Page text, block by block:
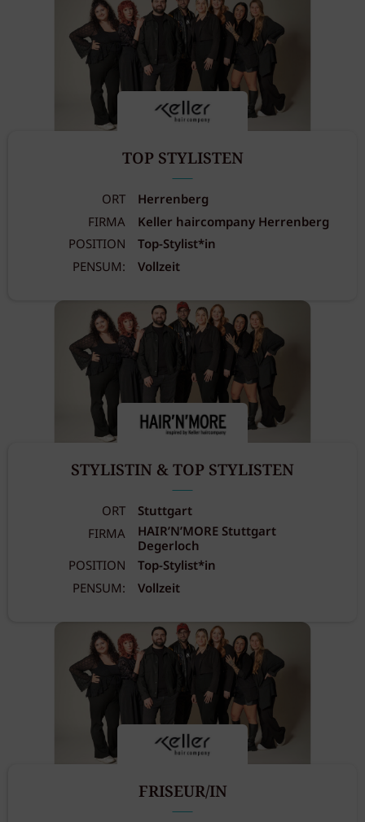
TOP STYLISTEN
ORT
Herrenberg
FIRMA
Keller haircompany Herrenberg
POSITION
Top-Stylist*in
PENSUM:
Vollzeit
STYLISTIN & TOP STYLISTEN
ORT
Stuttgart
FIRMA
HAIR’N’MORE Stuttgart
Degerloch
POSITION
Top-Stylist*in
PENSUM:
Vollzeit
FRISEUR/IN